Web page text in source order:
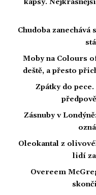
kapsy.
Chudoba
Moby na Colours
deště, a přesto
Zpátky do
Zásnuby v
Oleokantal z
lidí
Overeem